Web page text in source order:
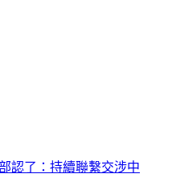
民眾驚呼：難得一遇